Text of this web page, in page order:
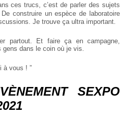
ces trucs, c’est de parler des sujets
construire un espèce de laboratoire
Je trouve ça ultra important.
partout. Et faire ça en campagne,
dans le coin où je vis.
à vous ! ”
SEXPO